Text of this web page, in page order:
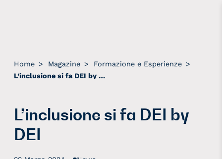
Home > Magazine > Formazione e Esperienze >
L’inclusione si fa DEI by DEI
L’inclusione si fa DEI by
DEI